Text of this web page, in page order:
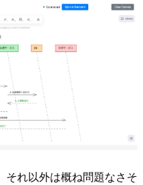
それ以外は概ね問題なさそ